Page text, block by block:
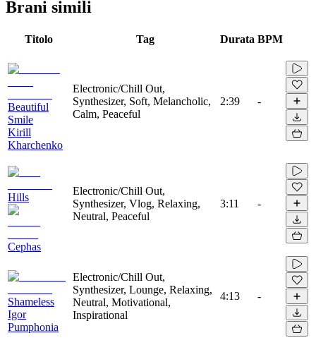
Brani simili
Titolo Tag Durata BPM
Beautiful
Smile
Kirill
Kharchenko
Electronic/Chill Out,
Synthesizer, Soft, Melancholic,
Calm, Peaceful
2:39 -
Hills
Cephas
Electronic/Chill Out,
Synthesizer, Vlog, Relaxing,
Neutral, Peaceful
3:11 -
Shameless
Igor
Pumphonia
Electronic/Chill Out,
Synthesizer, Lounge, Relaxing,
Neutral, Motivational,
Inspirational
4:13 -